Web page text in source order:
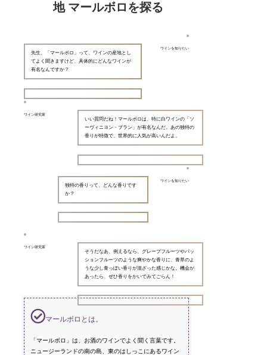
地 マールボロを探る
ワインを知りたい
先生、「マールボロ」って、ワインの産地とし
てよく聞きますけど、具体的にどんなワインが
有名なんですか？
ワイン研究家
いい質問だね！マールボロは、特に白ワインの「ソ
ーヴィニヨン・ブラン」が有名なんだ。あの独特の
香りが特徴で、世界的に人気が高いんだよ。
ワインを知りたい
独特の香りって、どんな香りです
か？
ワイン研究家
そうだなあ、例えるなら、グレープフルーツやパッ
ションフルーツのような爽やかな香りに、青草のよ
うな少し青っぽい香りが混ざった感じかな。機会が
あったら、ぜひ香りをかいでみてごらん！
マールボロとは。
「マールボロ」は、お酒のワインでよく聞く言葉です。
ニュージーランドの南の島、東のはしっこにあるワイン